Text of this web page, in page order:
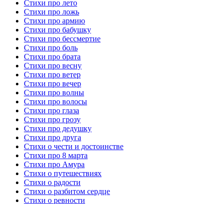
Стихи про лето
Стихи про ложь
Стихи про армию
Стихи про бабушку
Стихи про бессмертие
Стихи про боль
Стихи про брата
Стихи про весну
Стихи про ветер
Стихи про вечер
Стихи про волны
Стихи про волосы
Стихи про глаза
Стихи про грозу
Стихи про дедушку
Стихи про друга
Стихи о чести и достоинстве
Стихи про 8 марта
Стихи про Амура
Стихи о путешествиях
Стихи о радости
Стихи о разбитом сердце
Стихи о ревности